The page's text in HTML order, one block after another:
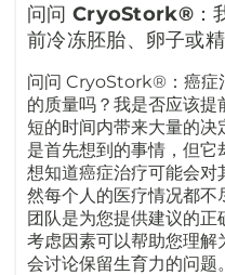
问问 CryoStork®：
前冷冻胚胎、卵子或精
问问 CryoStork®：癌症
的质量吗？我是否应该
短的时间内带来大量的决
是首先想到的事情，但它
想知道癌症治疗可能会对
然每个人的医疗情况都不
团队是为您提供建议的
考虑因素可以帮助您理解
会讨论保留生育力的问题。